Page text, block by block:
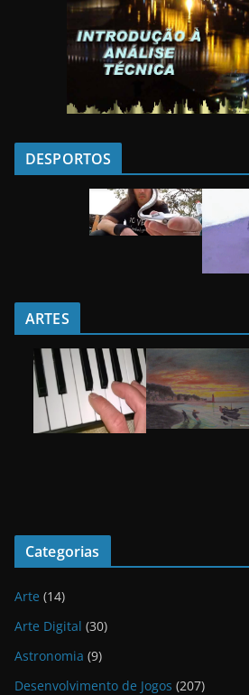
DESPORTOS
ARTES
Categorias
Arte (14)
Arte Digital (30)
Astronomia (9)
Desenvolvimento de Jogos (207)